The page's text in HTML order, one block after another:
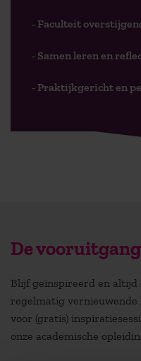
- Faculteit
- Samen leren en
- Praktijkgericht en
De
Blijf geïnspireerd en altijd
regelmatig
voor (gratis)
onze academische